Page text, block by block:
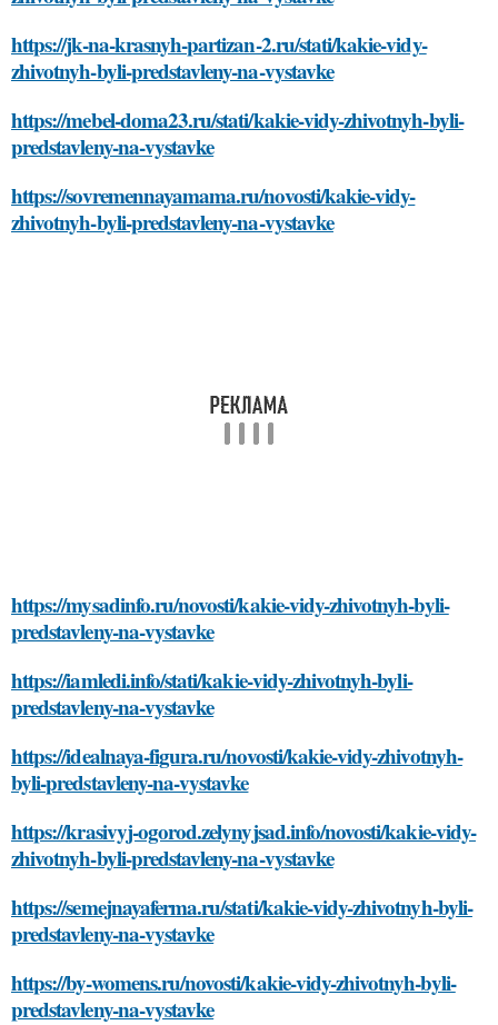
https://jk-na-krasnyh-partizan-2.ru/stati/kakie-vidy-
zhivotnyh-byli-predstavleny-na-vystavke
https://mebel-doma23.ru/stati/kakie-vidy-zhivotnyh-byli-
predstavleny-na-vystavke
https://sovremennayamama.ru/novosti/kakie-vidy-
zhivotnyh-byli-predstavleny-na-vystavke
https://mysadinfo.ru/novosti/kakie-vidy-zhivotnyh-byli-
predstavleny-na-vystavke
https://iamledi.info/stati/kakie-vidy-zhivotnyh-byli-
predstavleny-na-vystavke
https://idealnaya-figura.ru/novosti/kakie-vidy-zhivotnyh-
byli-predstavleny-na-vystavke
https://krasivyj-ogorod.zelynyjsad.info/novosti/kakie-vidy-
zhivotnyh-byli-predstavleny-na-vystavke
https://semejnayaferma.ru/stati/kakie-vidy-zhivotnyh-byli-
predstavleny-na-vystavke
https://by-womens.ru/novosti/kakie-vidy-zhivotnyh-byli-
predstavleny-na-vystavke